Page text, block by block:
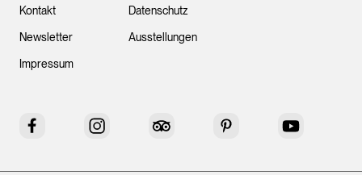
Kontakt
Newsletter
Impressum
Datenschutz
Ausstellungen
Facebook Instagram Tripadvisor Pinterest YouTube